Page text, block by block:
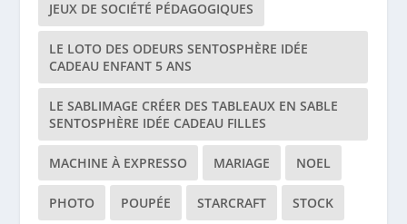
JEUX DE SOCIÉTÉ PÉDAGOGIQUES
LE LOTO DES ODEURS SENTOSPHÈRE IDÉE
CADEAU ENFANT 5 ANS
LE SABLIMAGE CRÉER DES TABLEAUX EN SABLE
SENTOSPHÈRE IDÉE CADEAU FILLES
MACHINE À EXPRESSO MARIAGE NOEL
PHOTO POUPÉE STARCRAFT STOCK